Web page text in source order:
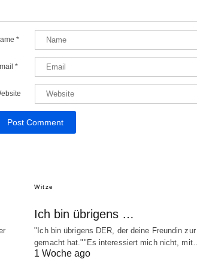
*
*
Witze
Ich bin übrigens …
"Ich bin übrigens DER, der deine Freundin
gemacht hat.""Es interessiert mich nicht,
1 Woche ago